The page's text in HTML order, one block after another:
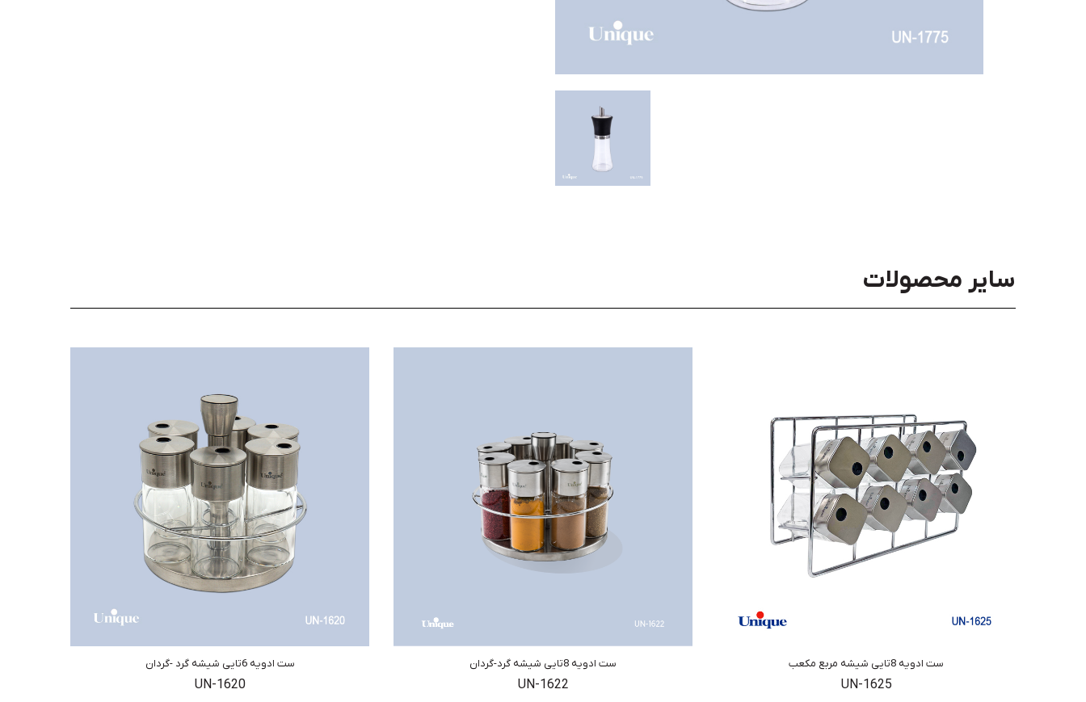
سایر محصولات
ست ادویه 6تایی شیشه گرد -گردان
UN-1620
ست ادویه 8تایی شیشه گرد-گردان
UN-1622
ست ادویه 8تایی شیشه مربع مکعب
UN-1625